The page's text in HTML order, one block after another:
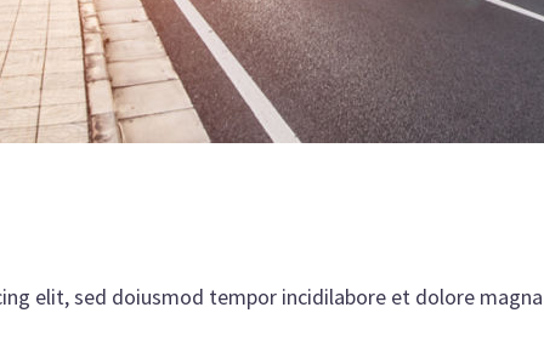
elit, sed doiusmod tempor incidilabore et dolore